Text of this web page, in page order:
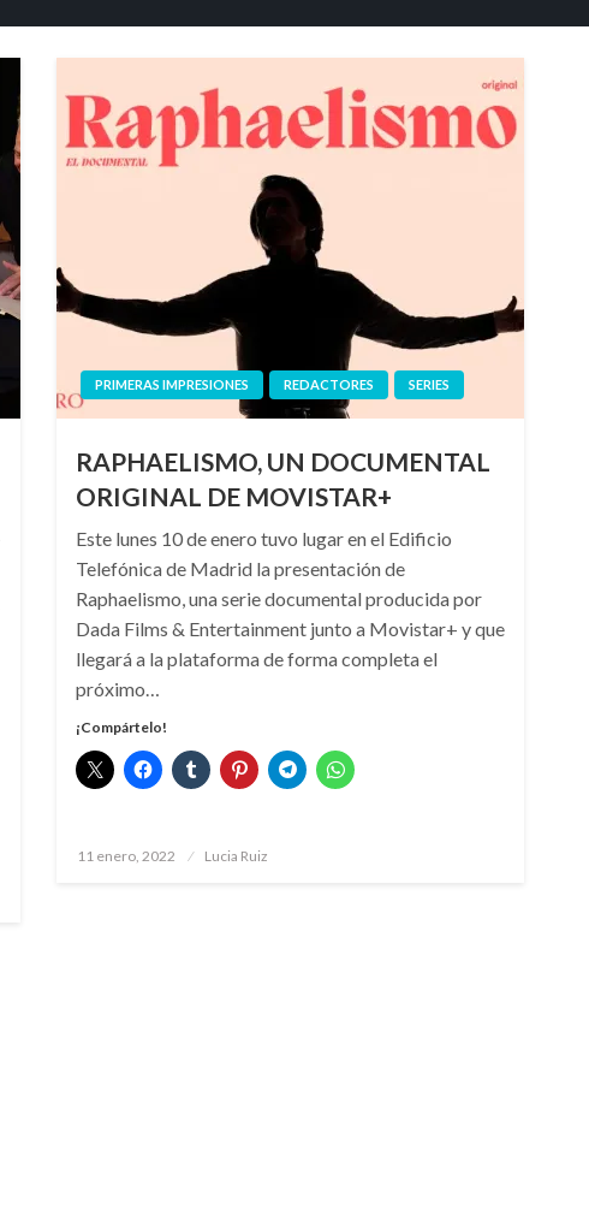
PRIMERAS IMPRESIONES REDACTORES SERIES
RAPHAELISMO, UN DOCUMENTAL
ORIGINAL DE MOVISTAR+
Este lunes 10 de enero tuvo lugar en el Edificio
Telefónica de Madrid la presentación de
Raphaelismo, una serie documental producida por
Dada Films & Entertainment junto a Movistar+ y que
llegará a la plataforma de forma completa el
próximo…
¡Compártelo!
Publicado
11 enero, 2022 Lucia Ruiz